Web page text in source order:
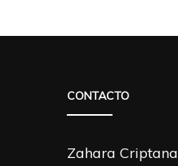
CONTACTO
Zahara Criptana